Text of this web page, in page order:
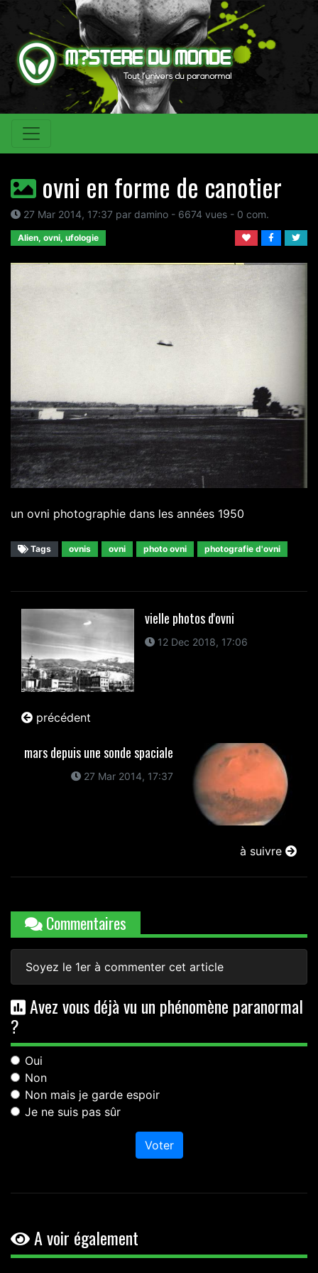
ovni en forme de canotier
27 Mar 2014, 17:37 par damino - 6674 vues - 0 com.
Alien, ovni, ufologie
un ovni photographie dans les années 1950
Tags ovnis ovni photo ovni photografie d'ovni
vielle photos d'ovni
12 Dec 2018, 17:06
précédent
mars depuis une sonde spaciale
27 Mar 2014, 17:37
à suivre
Commentaires
Soyez le 1er à commenter cet article
Avez vous déjà vu un phénomène paranormal
?
Oui
Non
Non mais je garde espoir
Je ne suis pas sûr
Voter
A voir également